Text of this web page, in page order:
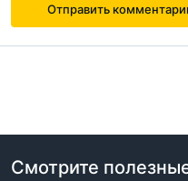
Отправить комментарий
Отправить
Смотрите